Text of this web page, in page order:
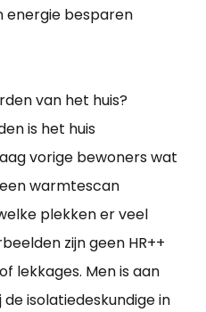
energie besparen
van het huis?
is het huis
vorige bewoners wat
warmtescan
plekken er veel
zijn geen HR++
lekkages. Men is aan
isolatiedeskundige in